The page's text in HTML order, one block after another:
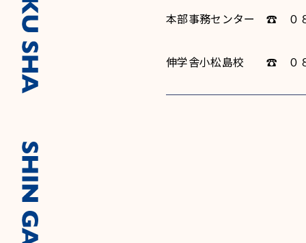
本部事務センター ☎ ０
伸学舎小松島校 ☎ ０８